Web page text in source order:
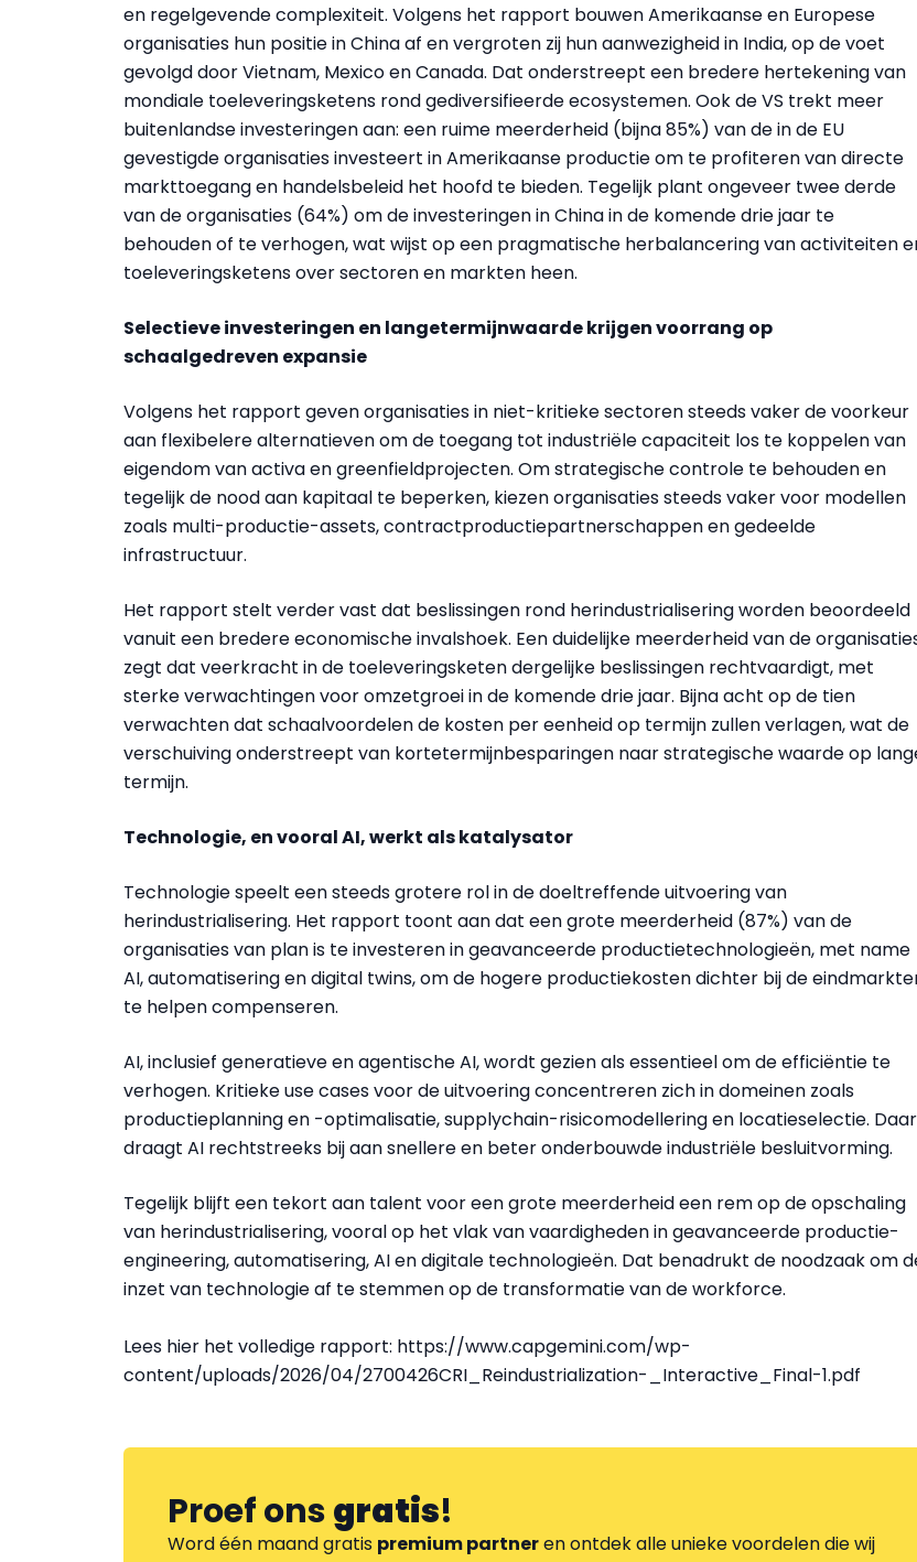
en regelgevende complexiteit. Volgens het rapport bouwen Amerikaanse en Europese
organisaties hun positie in China af en vergroten zij hun aanwezigheid in India, op de voet
gevolgd door Vietnam, Mexico en Canada. Dat onderstreept een bredere hertekening van
mondiale toeleveringsketens rond gediversifieerde ecosystemen. Ook de VS trekt meer
buitenlandse investeringen aan: een ruime meerderheid (bijna 85%) van de in de EU
gevestigde organisaties investeert in Amerikaanse productie om te profiteren van directe
markttoegang en handelsbeleid het hoofd te bieden. Tegelijk plant ongeveer twee derde
van de organisaties (64%) om de investeringen in China in de komende drie jaar te
behouden of te verhogen, wat wijst op een pragmatische herbalancering van activiteiten
toeleveringsketens over sectoren en markten heen.
Selectieve investeringen en langetermijnwaarde krijgen voorrang op
schaalgedreven expansie
Volgens het rapport geven organisaties in niet-kritieke sectoren steeds vaker de voorkeur
aan flexibelere alternatieven om de toegang tot industriële capaciteit los te koppelen van
eigendom van activa en greenfieldprojecten. Om strategische controle te behouden en
tegelijk de nood aan kapitaal te beperken, kiezen organisaties steeds vaker voor modellen
zoals multi-productie-assets, contractproductiepartnerschappen en gedeelde
infrastructuur.
Het rapport stelt verder vast dat beslissingen rond herindustrialisering worden beoordeeld
vanuit een bredere economische invalshoek. Een duidelijke meerderheid van de
zegt dat veerkracht in de toeleveringsketen dergelijke beslissingen rechtvaardigt, met
sterke verwachtingen voor omzetgroei in de komende drie jaar. Bijna acht op de tien
verwachten dat schaalvoordelen de kosten per eenheid op termijn zullen verlagen, wat de
verschuiving onderstreept van kortetermijnbesparingen naar strategische waarde op
termijn.
Technologie, en vooral AI, werkt als katalysator
Technologie speelt een steeds grotere rol in de doeltreffende uitvoering van
herindustrialisering. Het rapport toont aan dat een grote meerderheid (87%) van de
organisaties van plan is te investeren in geavanceerde productietechnologieën, met name
AI, automatisering en digital twins, om de hogere productiekosten dichter bij de
te helpen compenseren.
AI, inclusief generatieve en agentische AI, wordt gezien als essentieel om de efficiëntie te
verhogen. Kritieke use cases voor de uitvoering concentreren zich in domeinen zoals
productieplanning en -optimalisatie, supplychain-risicomodellering en locatieselectie. Daar
draagt AI rechtstreeks bij aan snellere en beter onderbouwde industriële besluitvorming.
Tegelijk blijft een tekort aan talent voor een grote meerderheid een rem op de opschaling
van herindustrialisering, vooral op het vlak van vaardigheden in geavanceerde productie-
engineering, automatisering, AI en digitale technologieën. Dat benadrukt de noodzaak om
inzet van technologie af te stemmen op de transformatie van de workforce.
Lees hier het volledige rapport: https://www.capgemini.com/wp-
content/uploads/2026/04/2700426CRI_Reindustrialization-_Interactive_Final-1.pdf
Proef onsgratis!
Word één maand gratis premium partneren ontdek alle unieke voordelen die wij